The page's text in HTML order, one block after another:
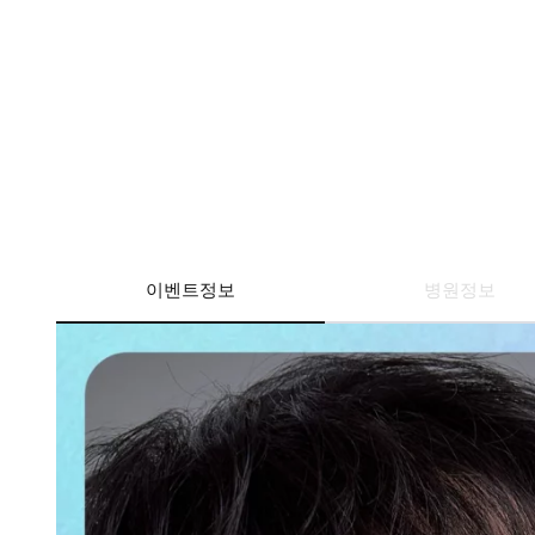
이벤트정보 병원정보